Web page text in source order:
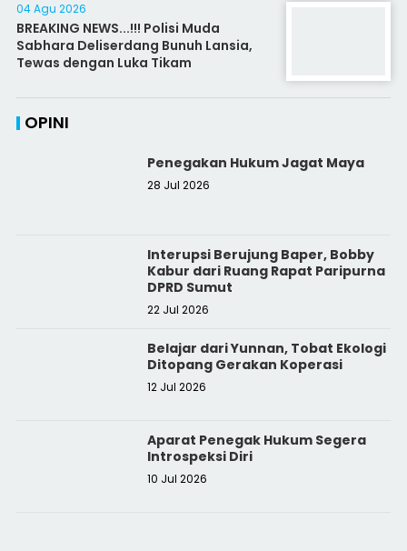
04 Agu 2026
BREAKING NEWS...!!! Polisi Muda
Sabhara Deliserdang Bunuh Lansia,
Tewas dengan Luka Tikam
OPINI
Penegakan Hukum Jagat Maya
28 Jul 2026
Interupsi Berujung Baper, Bobby
Kabur dari Ruang Rapat Paripurna
DPRD Sumut
22 Jul 2026
Belajar dari Yunnan, Tobat Ekologi
Ditopang Gerakan Koperasi
12 Jul 2026
Aparat Penegak Hukum Segera
Introspeksi Diri
10 Jul 2026